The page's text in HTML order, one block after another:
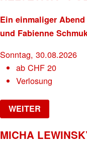
Ein einmaliger
und Fabienne
Sonntag, 30.08.2026
abCHF 20
Verlosung
WEITER
MICHA